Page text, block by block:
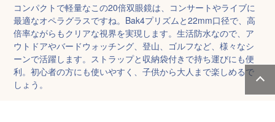
コンパクトで軽量なこの20倍双眼鏡は、コンサートやライブに
最適なオペラグラスですね。Bak4プリズムと22mm口径で、高
倍率ながらもクリアな視界を実現します。生活防水なので、ア
ウトドアやバードウォッチング、登山、ゴルフなど、様々なシ
ーンで活躍します。ストラップと収納袋付きで持ち運びにも便
利。初心者の方にも使いやすく、子供から大人まで楽しめるで
しょう。